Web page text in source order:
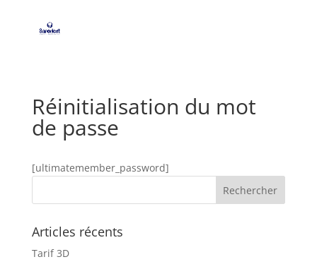
Réinitialisation du mot
de passe
[ultimatemember_password]
Articles récents
Tarif 3D